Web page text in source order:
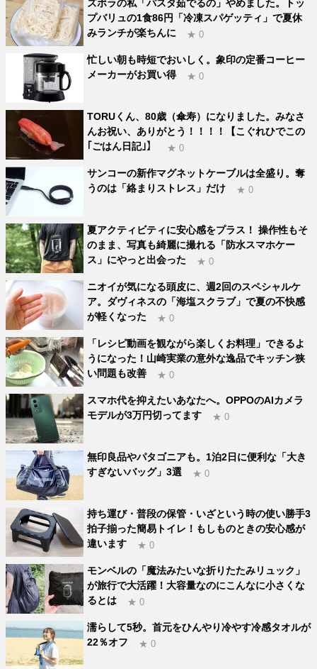
ズボラの私「パスタ茹でるの」やめました。トッ
プバリュの1食86円「冷凍スパゲッティ」で夏休
みランチが楽ちんに
★ 0
忙しい朝も時短でおいしく。象印の定番コーヒー
メーカーがお買い得
★ 0
TORUくん、80歳（傘寿）になりました。みなさ
んお祝い、ありがとう！！！！【こぐれひでこの
｢ごはん日記｣】
★ 0
サンコーの新作マグネットケーブルは全盛り。奪
うのは「絡まりストレス」だけ
★ 0
夏アクティビティに安心感をプラス！ 操作性もそ
のまま、写真も綺麗に撮れる「防水スマホケー
ス」にやっと出会った
★ 0
ニオイが気になる頭皮に、週2回のスペシャルケ
ア。ダヴィネスの「海塩スクラブ」で夏の不快感
が軽くなった
★ 0
「レシピ動画を観ながら楽しくお料理」できるよ
うになった！山崎実業の意外な逸品でキッチン狭
い問題も改善
★ 0
スマホ代を抑えたいあなたへ。OPPOのAIカメラ
モデルが3万円切ってます
★ 0
無印良品やパタゴニアも。1泊2日に便利な「大き
すぎないバッグ」3選
★ 0
持ち運び・普段の保管・いざという時の使い勝手3
拍子揃った簡易トイレ！もしものときの安心感が
違います
★ 0
モンベルの「魔法みたいな折りたたみリュック」
が旅行で大活躍！大容量なのにこんなに小さくな
るとは
★ 0
濡らして5秒。首元をひんやり冷やす冷感タオルが
22％オフ
★ 0